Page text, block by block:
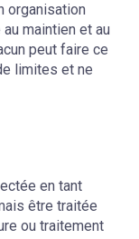
organisation
maintien et au
peut faire ce
limites et ne
en tant
être traitée
ou traitement